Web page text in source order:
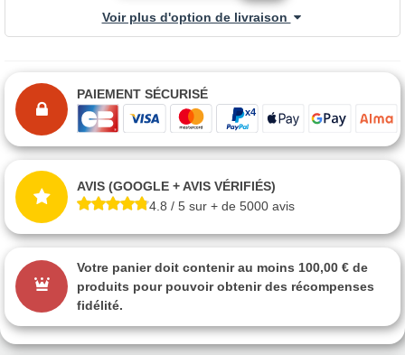
Voir plus d'option de livraison
PAIEMENT SÉCURISÉ
AVIS (GOOGLE + AVIS VÉRIFIÉS)
4.8 / 5 sur + de 5000 avis
Votre panier doit contenir au moins 100,00 € de
produits pour pouvoir obtenir des récompenses
fidélité.